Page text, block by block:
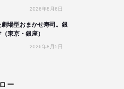
2026年8月6日
場型おまかせ寿司。銀
東京・銀座）
2026年8月5日
ー